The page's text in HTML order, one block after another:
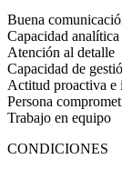
Buena
Capacidad
Atención al detalle
Capacidad de
Actitud proactiva e
Persona
Trabajo en equipo
CONDICIONES